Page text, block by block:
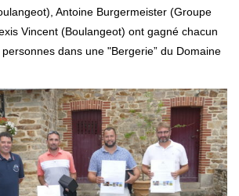
Antoine Burgermeister (Groupe
Vincent (Boulangeot) ont gagné chacun
dans une "Bergerie” du Domaine